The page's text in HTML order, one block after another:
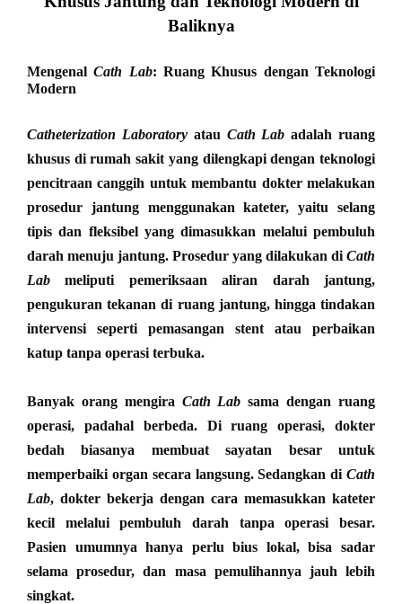
Baliknya
MengenalCath Lab: Ruang Khusus dengan Teknologi
Modern
Catheterization Laboratoryatau Cath Lab adalah ruang
khusus di rumah sakit yang dilengkapi dengan teknologi
pencitraan canggih untuk membantu dokter melakukan
prosedur jantung menggunakan kateter, yaitu selang
tipis dan fleksibel yang dimasukkan melalui pembuluh
darah menuju jantung. Prosedur yang dilakukan di Cath
Lab meliputi pemeriksaan aliran darah jantung,
pengukuran tekanan di ruang jantung, hingga tindakan
intervensi seperti pemasangan stent atau perbaikan
katup tanpa operasi terbuka.
Banyak orang mengira Cath Lab sama dengan ruang
operasi, padahal berbeda. Di ruang operasi, dokter
bedah biasanya membuat sayatan besar untuk
memperbaiki organ secara langsung. Sedangkan di Cath
Lab, dokter bekerja dengan cara memasukkan kateter
kecil melalui pembuluh darah tanpa operasi besar.
Pasien umumnya hanya perlu bius lokal, bisa sadar
selama prosedur, dan masa pemulihannya jauh lebih
singkat.